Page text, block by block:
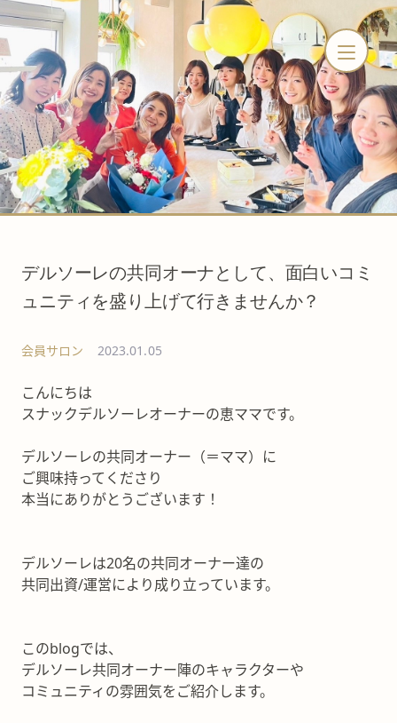
デルソーレの共同オーナとして、面白いコミ
ュニティを盛り上げて行きませんか？
会員サロン 2023.01.05
こんにちは
スナックデルソーレオーナーの恵ママです。
デルソーレの共同オーナー（＝ママ）に
ご興味持ってくださり
本当にありがとうございます！
デルソーレは20名の共同オーナー達の
共同出資/運営により成り立っています。
このblogでは、
デルソーレ共同オーナー陣のキャラクターや
コミュニティの雰囲気をご紹介します。